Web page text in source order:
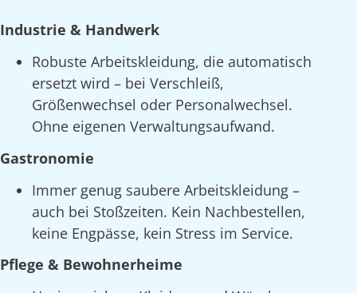
Industrie & Handwerk
Robuste Arbeitskleidung, die automatisch
ersetzt wird – bei Verschleiß,
Größenwechsel oder Personalwechsel.
Ohne eigenen Verwaltungsaufwand.
Gastronomie
Immer genug saubere Arbeitskleidung –
auch bei Stoßzeiten. Kein Nachbestellen,
keine Engpässe, kein Stress im Service.
Pflege & Bewohnerheime